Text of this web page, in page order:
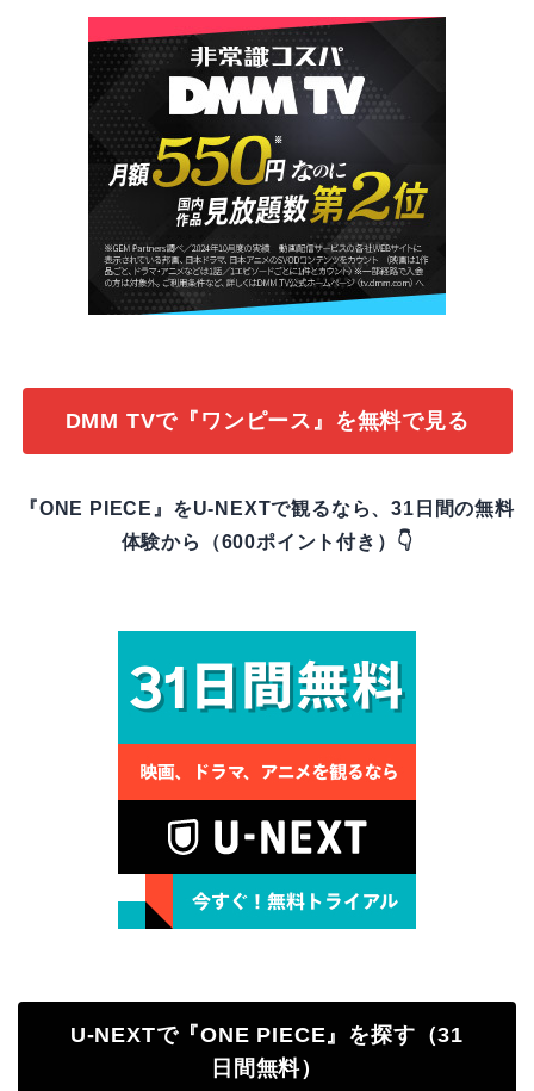
DMM TVで『ワンピース』を無料で見る
『ONE PIECE』をU-NEXTで観るなら、31日間の無料
体験から（600ポイント付き）👇
U-NEXTで『ONE PIECE』を探す（31
日間無料）